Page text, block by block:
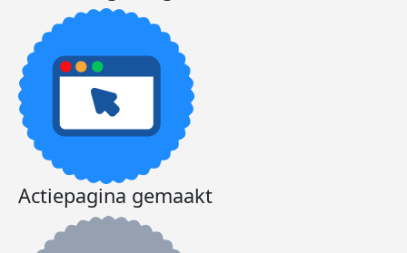
Actiepagina gemaakt